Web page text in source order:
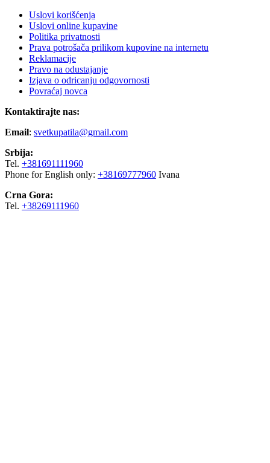
Uslovi korišćenja
Uslovi online kupavine
Politika privatnosti
Prava potrošača prilikom kupovine na internetu
Reklamacije
Pravo na odustajanje
Izjava o odricanju odgovornosti
Povraćaj novca
Kontaktirajte nas:
Email: svetkupatila@gmail.com
Srbija:
Tel. +381691111960
Phone for English only: +38169777960 Ivana
Crna Gora:
Tel. +38269111960